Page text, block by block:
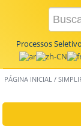
Processos
PÁGINA INICIAL /